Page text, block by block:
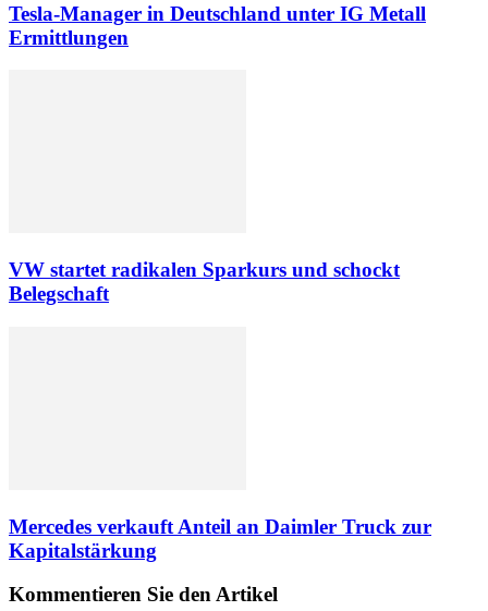
Tesla-Manager in Deutschland unter IG Metall
Ermittlungen
VW startet radikalen Sparkurs und schockt
Belegschaft
Mercedes verkauft Anteil an Daimler Truck zur
Kapitalstärkung
Kommentieren Sie den Artikel